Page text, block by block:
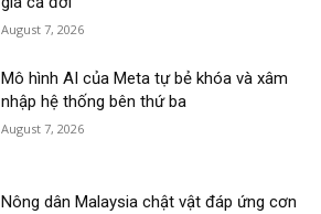
August 7, 2026
Mô hình AI của Meta tự bẻ khóa và xâm
nhập hệ thống bên thứ ba
August 7, 2026
Nông dân Malaysia chật vật đáp ứng cơn